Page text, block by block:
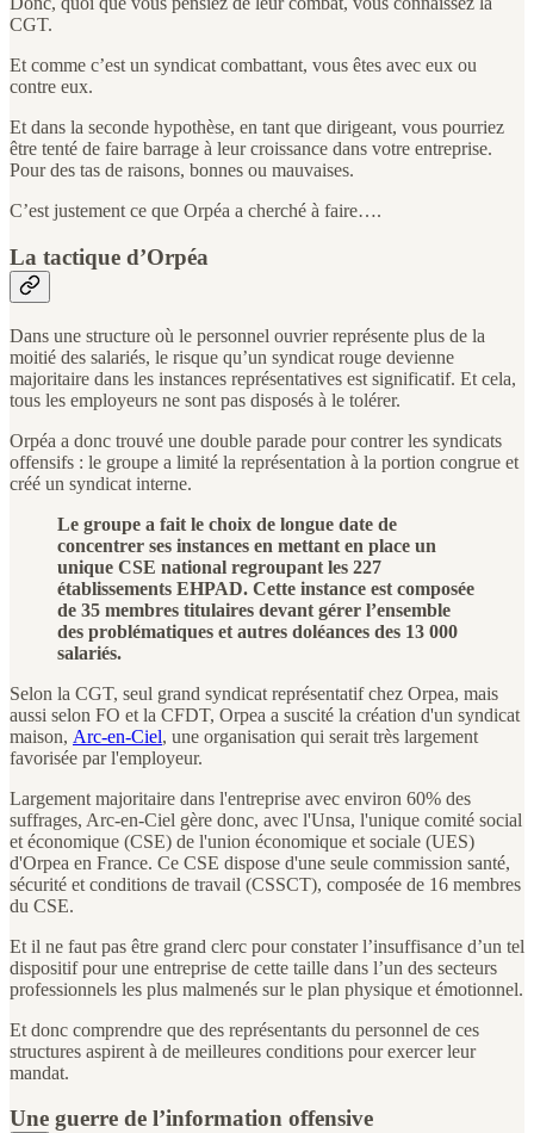
CGT.
Et comme c’est un syndicat combattant, vous êtes avec eux ou
contre eux.
Et dans la seconde hypothèse, en tant que dirigeant, vous pourriez
être tenté de faire barrage à leur croissance dans votre entreprise.
Pour des tas de raisons, bonnes ou mauvaises.
C’est justement ce que Orpéa a cherché à faire….
La tactique d’Orpéa
Dans une structure où le personnel ouvrier représente plus de la
moitié des salariés, le risque qu’un syndicat rouge devienne
majoritaire dans les instances représentatives est significatif. Et cela,
tous les employeurs ne sont pas disposés à le tolérer.
Orpéa a donc trouvé une double parade pour contrer les syndicats
offensifs : le groupe a limité la représentation à la portion congrue et
créé un syndicat interne.
Le groupe a fait le choix de longue date de
concentrer ses instances en mettant en place un
unique CSE national regroupant les 227
établissements EHPAD. Cette instance est composée
de 35 membres titulaires devant gérer l’ensemble
des problématiques et autres doléances des 13 000
salariés.
Selon la CGT, seul grand syndicat représentatif chez Orpea, mais
aussi selon FO et la CFDT, Orpea a suscité la création d'un syndicat
maison, Arc-en-Ciel, une organisation qui serait très largement
favorisée par l'employeur.
Largement majoritaire dans l'entreprise avec environ 60% des
suffrages, Arc-en-Ciel gère donc, avec l'Unsa, l'unique comité social
et économique (CSE) de l'union économique et sociale (UES)
d'Orpea en France. Ce CSE dispose d'une seule commission santé,
sécurité et conditions de travail (CSSCT), composée de 16 membres
du CSE.
Et il ne faut pas être grand clerc pour constater l’insuffisance d’un tel
dispositif pour une entreprise de cette taille dans l’un des secteurs
professionnels les plus malmenés sur le plan physique et émotionnel.
Et donc comprendre que des représentants du personnel de ces
structures aspirent à de meilleures conditions pour exercer leur
mandat.
Une guerre de l’information offensive